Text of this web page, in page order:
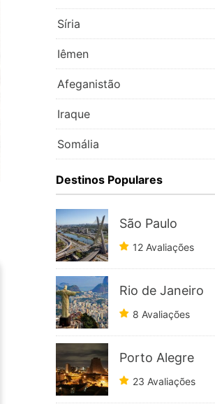
Síria
Iêmen
Afeganistão
Iraque
Somália
Destinos Populares
São Paulo
12 Avaliações
Rio de Janeiro
8 Avaliações
Porto Alegre
23 Avaliações